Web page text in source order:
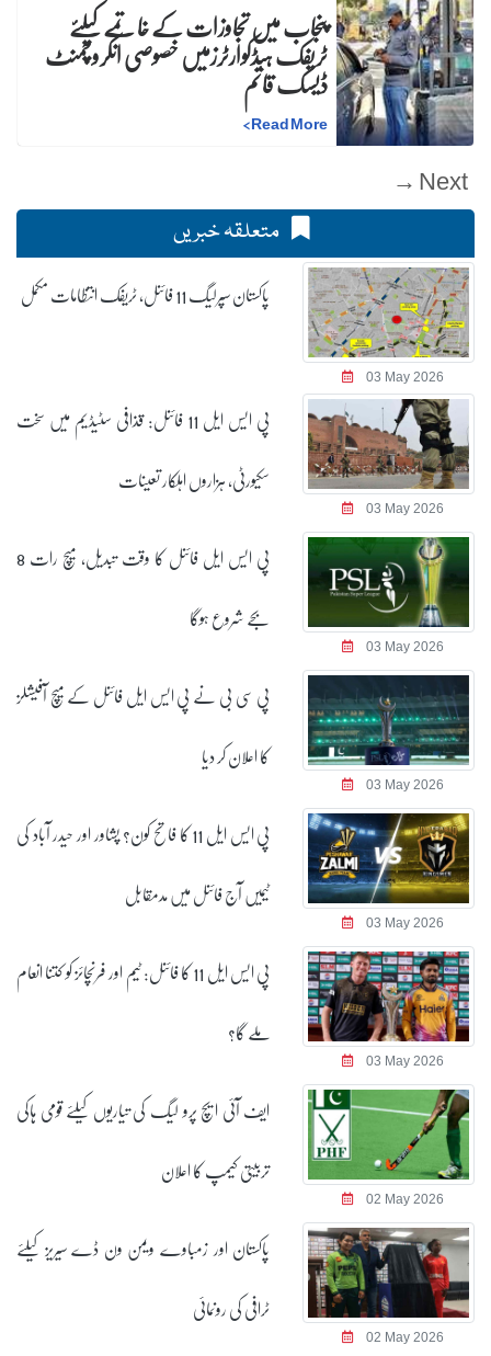
پنجاب میں تجاوزات کے خاتمے کیلئے
ٹریفک ہیڈکوارٹرزمیں خصوصی انکروچمنٹ
ڈیسک قائم
Read More
>
Next →
متعلقہ خبریں
03 May 2026
پاکستان سپرلیگ 11 فائنل، ٹریفک انتظامات مکمل
03 May 2026
پی ایس ایل 11 فائنل: قذافی سٹیڈیم میں سخت
سکیورٹی، ہزاروں اہلکار تعینات
03 May 2026
پی ایس ایل فائنل کا وقت تبدیل، میچ رات 8
بجے شروع ہوگا
03 May 2026
پی سی بی نے پی ایس ایل فائنل کے میچ آفیشلز
کا اعلان کر دیا
03 May 2026
پی ایس ایل 11 کا فاتح کون؟ پشاور اور حیدر آباد کی
ٹیمیں آج فائنل میں مدمقابل
03 May 2026
پی ایس ایل 11 کا فائنل: ٹیم اور فرنچائز کو کتنا انعام
ملے گا؟
02 May 2026
ایف آئی ایچ پرو لیگ کی تیاریوں کیلئے قومی ہاکی
تربیتی کیمپ کا اعلان
02 May 2026
پاکستان اور زمباوے ویمن ون ڈے سیریز کیلئے
ٹرافی کی رونمائی